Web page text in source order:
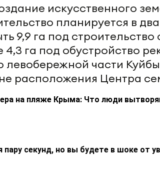
искусственного
планируется в
9,9 га под строительство
4,3 га под обустройство
левобережной части
расположения Центра
на пляже Крыма: Что люди
пару секунд, но вы будете в шоке от